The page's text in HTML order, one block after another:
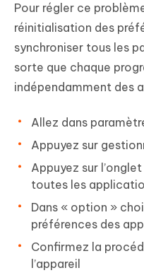
Pour régler ce
réinitialisation des
synchroniser tous les
sorte que chaque
indépendamment des
Allez dans
Appuyez sur
Appuyez sur
toutes les
Dans « option »
préférences des
Confirmez la
l’appareil